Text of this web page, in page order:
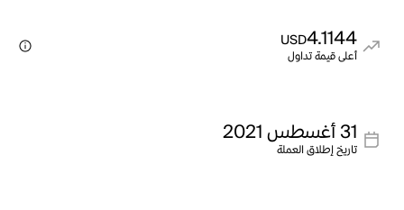
4.1144
USD
أعلى قيمة تداول
31 أغسطس 2021
تاريخ إطلاق العملة